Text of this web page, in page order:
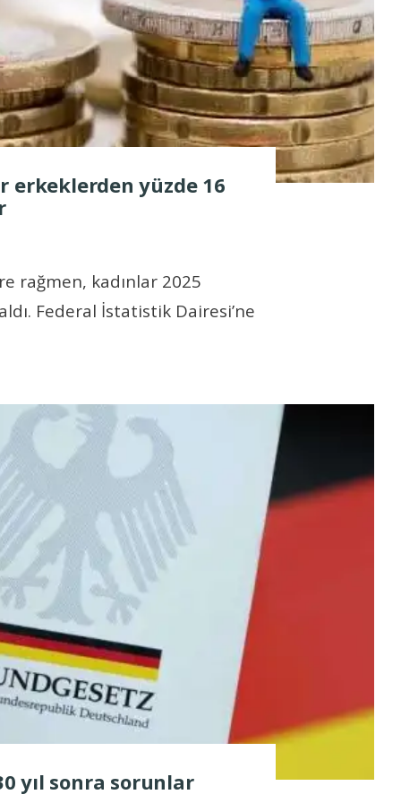
erkeklerden yüzde 16
rağmen, kadınlar 2025
Federal İstatistik Dairesi’ne
yıl sonra sorunlar